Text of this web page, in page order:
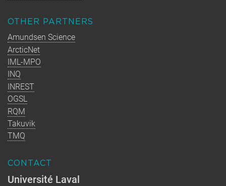
OTHER PARTNERS
Amundsen Science
ArcticNet
IML-MPO
INQ
INREST
OGSL
RQM
Takuvik
TMQ
CONTACT
Université Laval